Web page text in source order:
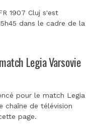
1907 Cluj s'est
dans le cadre de la
Legia Varsovie
pour le match Legia
chaîne de télévision
page.